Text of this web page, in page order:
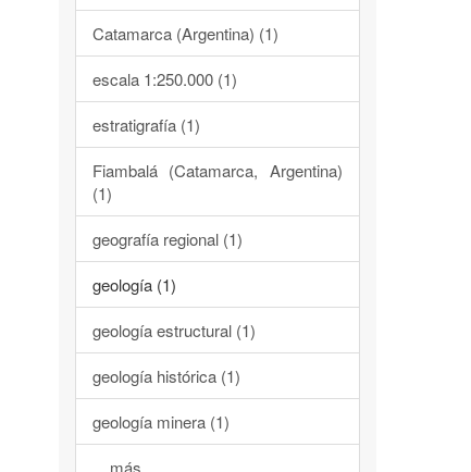
Catamarca (Argentina) (1)
escala 1:250.000 (1)
estratigrafía (1)
Fiambalá (Catamarca, Argentina)
(1)
geografía regional (1)
geología (1)
geología estructural (1)
geología histórica (1)
geología minera (1)
... más